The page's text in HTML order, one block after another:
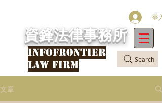
Search
登入
資鋒法律事務所
INFOFRONTIER
LAW FIRM
文章